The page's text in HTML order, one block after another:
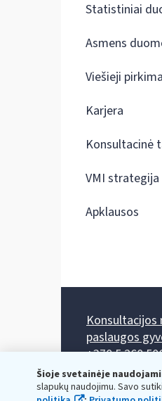
Šioje svetainėje
slapukų naudojimu. Savo
Statistiniai
Asmens
Viešieji
Karjera
Konsultacinė
VMI strategija
Apklausos
Konsultacijos
paslaugos
+370 5 260
Darbo laikas: I-
Prieššventinę
Kiekvieno mėnesio